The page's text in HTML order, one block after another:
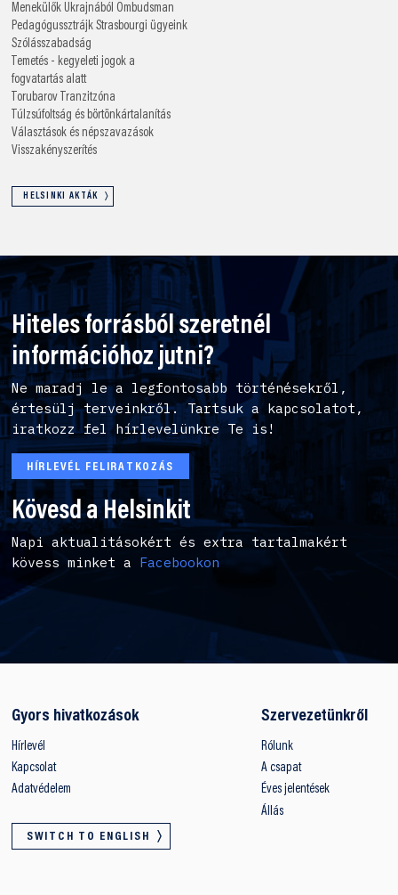
Menekülők Ukrajnából Ombudsman
Pedagógussztrájk Strasbourgi ügyeink
Szólásszabadság
Temetés - kegyeleti jogok a
fogvatartás alatt
Torubarov Tranzitzóna
Túlzsúfoltság és börtönkártalanítás
Választások és népszavazások
Visszakényszerítés
HELSINKI AKTÁK
Hiteles forrásból szeretnél
információhoz jutni?
Ne maradj le a legfontosabb történésekről,
értesülj terveinkről. Tartsuk a kapcsolatot,
iratkozz fel hírlevelünkre Te is!
HÍRLEVÉL FELIRATKOZÁS
Kövesd a Helsinkit
Napi aktualitásokért és extra tartalmakért
kövess minket a Facebookon
Gyors hivatkozások
Hírlevél
Kapcsolat
Adatvédelem
SWITCH TO ENGLISH
Szervezetünkről
Rólunk
A csapat
Éves jelentések
Állás